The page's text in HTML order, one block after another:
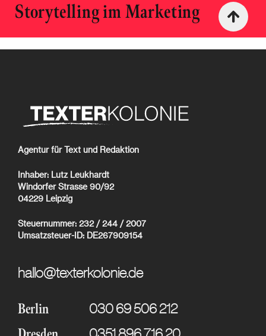
Storytelling im Marketing
Agentur für Text und Redaktion
Inhaber: Lutz Leukhardt
Windorfer Strasse 90/92
04229 Leipzig
Steuernummer: 232 / 244 / 2007
Umsatzsteuer-ID: DE267909154
hallo@texterkolonie.de
Berlin 030 69 506 212
0351 896 716 20